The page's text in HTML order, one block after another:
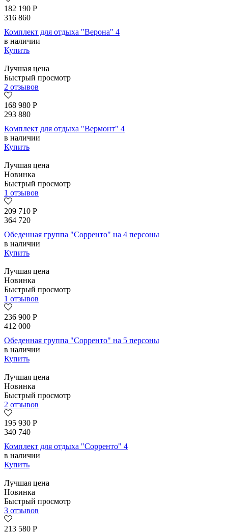
182 190 Р
316 860
Комплект для отдыха "Верона" 4
в наличии
Купить
Лучшая цена
Быстрый просмотр
2 отзывов
168 980 Р
293 880
Комплект для отдыха "Вермонт" 4
в наличии
Купить
Лучшая цена
Новинка
Быстрый просмотр
1 отзывов
209 710 Р
364 720
Обеденная группа "Сорренто" на 4 персоны
в наличии
Купить
Лучшая цена
Новинка
Быстрый просмотр
1 отзывов
236 900 Р
412 000
Обеденная группа "Сорренто" на 5 персоны
в наличии
Купить
Лучшая цена
Новинка
Быстрый просмотр
2 отзывов
195 930 Р
340 740
Комплект для отдыха "Сорренто" 4
в наличии
Купить
Лучшая цена
Новинка
Быстрый просмотр
3 отзывов
213 580 Р